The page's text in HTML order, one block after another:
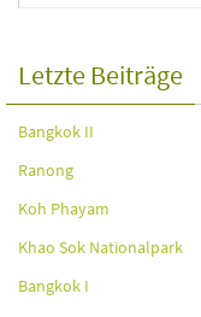
Letzte Beiträge
Bangkok II
Ranong
Koh Phayam
Khao Sok Nationalpark
Bangkok I